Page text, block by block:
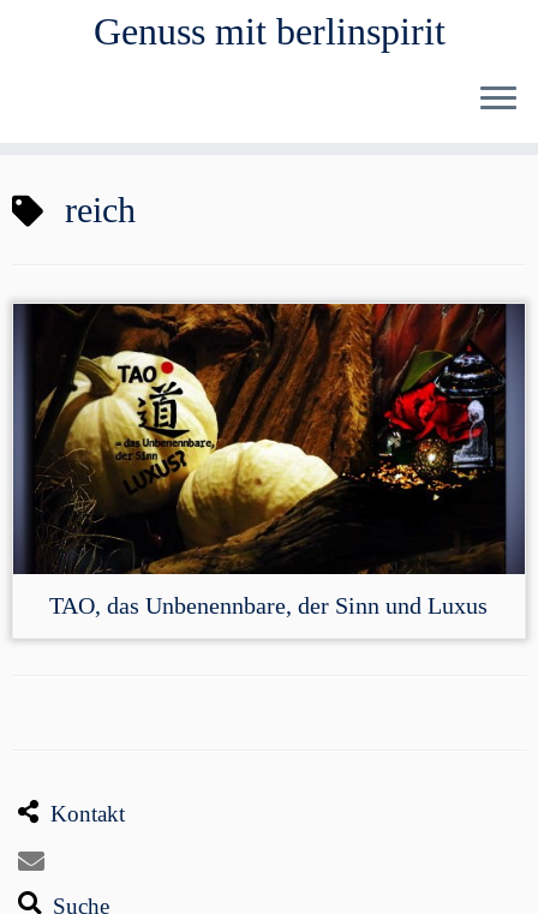
Inhalt
Genuss mit berlinspirit
reich
TAO, das Unbenennbare, der Sinn und Luxus
Kontakt
Suche